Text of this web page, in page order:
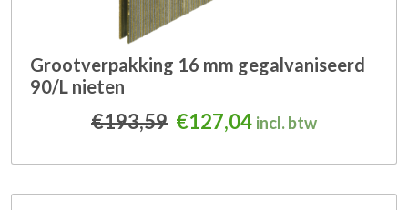
Grootverpakking 16 mm gegalvaniseerd
90/L nieten
€193,59 Oorspronkelijke prijs
€127,04Huidige prijs is:
incl. btw